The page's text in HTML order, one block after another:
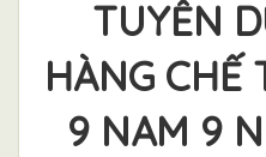
TUYỂN
HÀNG CHẾ
9 NAM 9